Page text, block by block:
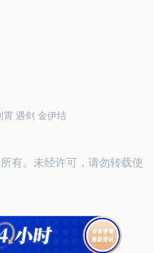
遇剑 金伊结
有。未经许可，请勿转载使